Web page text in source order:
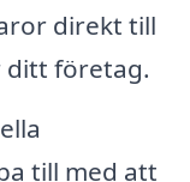
direkt till
ditt företag.
till med att